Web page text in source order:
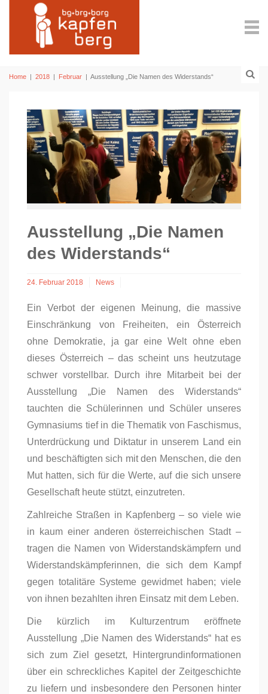
Home | 2018 | Februar | Ausstellung „Die Namen des Widerstands“
Ausstellung „Die Namen
des Widerstands“
24. Februar 2018 News
Ein Verbot der eigenen Meinung, die massive
Einschränkung von Freiheiten, ein Österreich
ohne Demokratie, ja gar eine Welt ohne eben
dieses Österreich – das scheint uns heutzutage
schwer vorstellbar. Durch ihre Mitarbeit bei der
Ausstellung „Die Namen des Widerstands“
tauchten die Schülerinnen und Schüler unseres
Gymnasiums tief in die Thematik von Faschismus,
Unterdrückung und Diktatur in unserem Land ein
und beschäftigten sich mit den Menschen, die den
Mut hatten, sich für die Werte, auf die sich unsere
Gesellschaft heute stützt, einzutreten.
Zahlreiche Straßen in Kapfenberg – so viele wie
in kaum einer anderen österreichischen Stadt –
tragen die Namen von Widerstandskämpfern und
Widerstandskämpferinnen, die sich dem Kampf
gegen totalitäre Systeme gewidmet haben; viele
von ihnen bezahlten ihren Einsatz mit dem Leben.
Die kürzlich im Kulturzentrum eröffnete
Ausstellung „Die Namen des Widerstands“ hat es
sich zum Ziel gesetzt, Hintergrundinformationen
über ein schreckliches Kapitel der Zeitgeschichte
zu liefern und insbesondere den Personen hinter